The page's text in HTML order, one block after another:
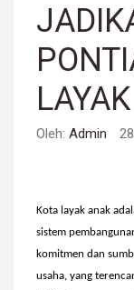
Oleh: Admin
Kota layak anak
sistem
komitmen dan
usaha, yang